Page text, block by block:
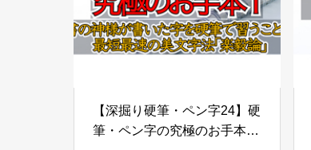
【深掘り硬筆・ペン字24】硬
筆・ペン字の究極のお手本１